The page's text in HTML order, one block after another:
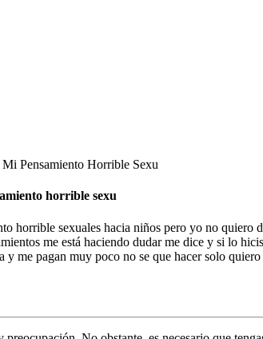
Pensamiento Horrible Sexu
horrible sexu
horrible sexuales hacia niños pero yo no quiero
me está haciendo dudar me dice y si lo
me pagan muy poco no se que hacer solo quiero